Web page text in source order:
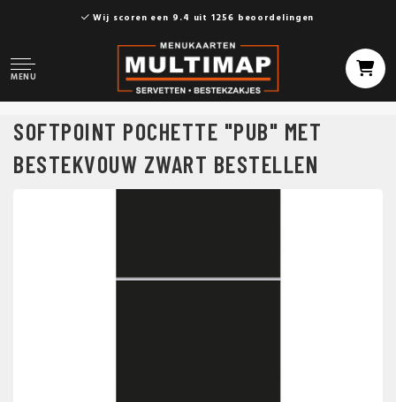
Wij scoren een 9.4 uit 1256 beoordelingen
MENU
SOFTPOINT POCHETTE "PUB" MET
BESTEKVOUW ZWART BESTELLEN